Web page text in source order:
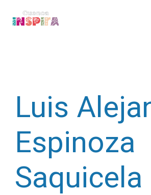
Luis
Espinoza
Saquicela